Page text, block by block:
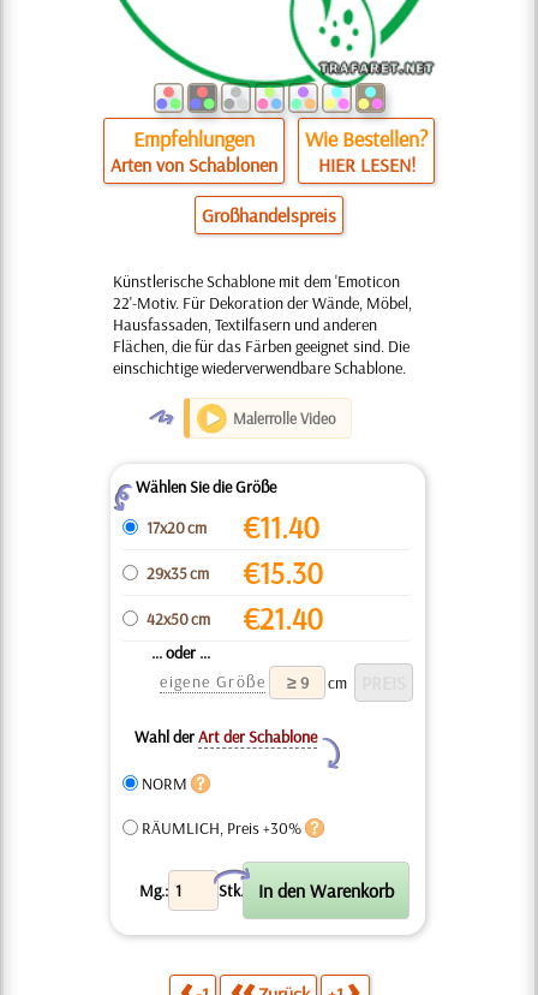
Empfehlungen
Arten von Schablonen
Wie Bestellen?
HIER LESEN!
Großhandelspreis
Künstlerische Schablone mit dem 'Emoticon
22'-Motiv. Für Dekoration der Wände, Möbel,
Hausfassaden, Textilfasern und anderen
Flächen, die für das Färben geeignet sind. Die
einschichtige wiederverwendbare Schablone.
O Malerrolle Video
ZWählen Sie die Größe
17x20 cm
€11.40
29x35 cm €15.30
42x50 cm €21.40
... oder ...
eigene Größe
cm
Wahl derArt der Schablone
Y
NORM
RÄUMLICH, Preis +30%
Mg.: Stk.
X